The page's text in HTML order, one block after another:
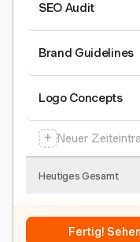
SEO Audit
Brand Guidelines
Logo Concepts
+ Neuer
Heutiges Gesamt
Fertig!